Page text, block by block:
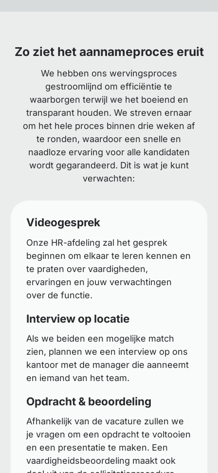
Zo ziet het aannameproces eruit
We hebben ons wervingsproces
gestroomlijnd om efficiëntie te
waarborgen terwijl we het boeiend en
transparant houden. We streven ernaar
om het hele proces binnen drie weken af
te ronden, waardoor een snelle en
naadloze ervaring voor alle kandidaten
wordt gegarandeerd. Dit is wat je kunt
verwachten:
Videogesprek
Onze HR-afdeling zal het gesprek
beginnen om elkaar te leren kennen en
te praten over vaardigheden,
ervaringen en jouw verwachtingen
over de functie.
Interview op locatie
Als we beiden een mogelijke match
zien, plannen we een interview op ons
kantoor met de manager die aanneemt
en iemand van het team.
Opdracht & beoordeling
Afhankelijk van de vacature zullen we
je vragen om een opdracht te voltooien
en een presentatie te maken. Een
vaardigheidsbeoordeling maakt ook